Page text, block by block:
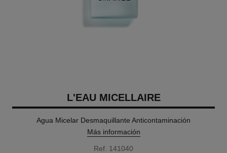
L'EAU MICELLAIRE
Agua Micelar Desmaquillante Anticontaminación
Más información
Ref. 141040